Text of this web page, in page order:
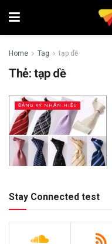
Home Tag tạp dề
Thẻ:tạp dề
ĐĂNG KÝ NHÃN HIỆU
Stay Connected test